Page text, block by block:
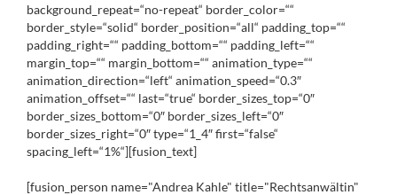
background_repeat=“no-repeat“ border_color=““
border_style=“solid“ border_position=“all“ padding_top=““
padding_right=““ padding_bottom=““ padding_left=““
margin_top=““ margin_bottom=““ animation_type=““
animation_direction=“left“ animation_speed=“0.3″
animation_offset=““ last=“true“ border_sizes_top=“0″
border_sizes_bottom=“0″ border_sizes_left=“0″
border_sizes_right=“0″ type=“1_4″ first=“false“
spacing_left=“1%“][fusion_text]
[fusion_person name="Andrea Kahle" title="Rechtsanwältin"